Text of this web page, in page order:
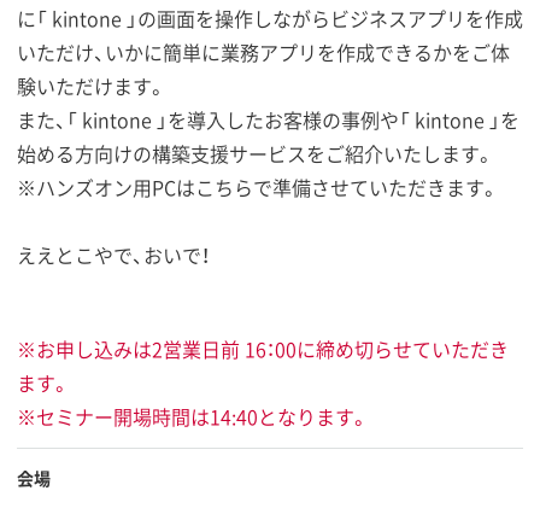
に「 kintone 」の画面を操作しながらビジネスアプリを作成
いただけ、いかに簡単に業務アプリを作成できるかをご体
験いただけます。
また、「 kintone 」を導入したお客様の事例や「 kintone 」を
始める方向けの構築支援サービスをご紹介いたします。
※ハンズオン用PCはこちらで準備させていただきます。
ええとこやで、おいで！
※お申し込みは2営業日前 16：00に締め切らせていただき
ます。
※セミナー開場時間は14:40となります。
会場